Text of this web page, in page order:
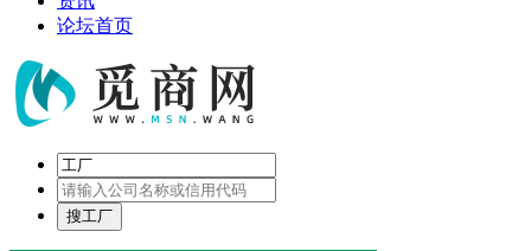
论坛首页